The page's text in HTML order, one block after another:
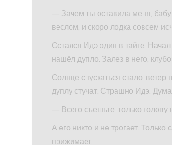
— Зачем ты оставила меня,
веслом, и скоро лодка совсем
Остался Идэ один в тайге. Начал
нашёл дупло. Залез в него,
Солнце спускаться стало,
дуплу стучат. Страшно Идэ.
— Всего съешьте, только голову
А его никто и не трогает.
прижимает.